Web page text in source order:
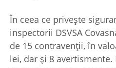
În ceea ce privește
inspectorii DSVSA
de 15 contravenții, în
lei, dar și 8